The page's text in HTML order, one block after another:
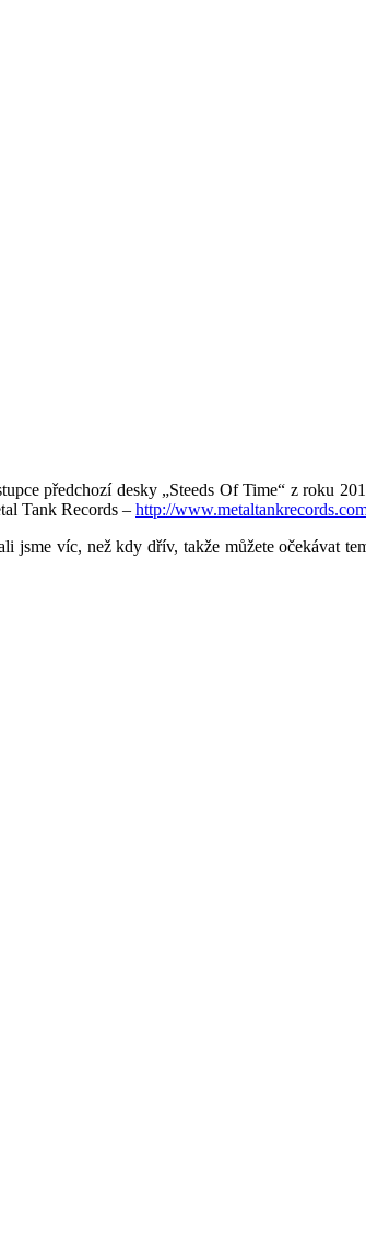
předchozí desky „Steeds Of Time“ z roku
Tank Records – http://
jsme víc, než kdy dřív, takže můžete očekávat